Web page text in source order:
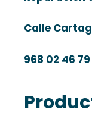
Calle
968 02 46 79